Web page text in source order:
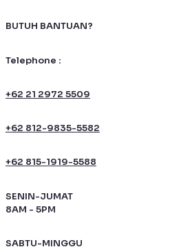
BUTUH BANTUAN?
Telephone :
+62 21 2972 5509
+62 812-9835-5582
+62 815-1919-5588
SENIN-JUMAT
8AM - 5PM
SABTU-MINGGU